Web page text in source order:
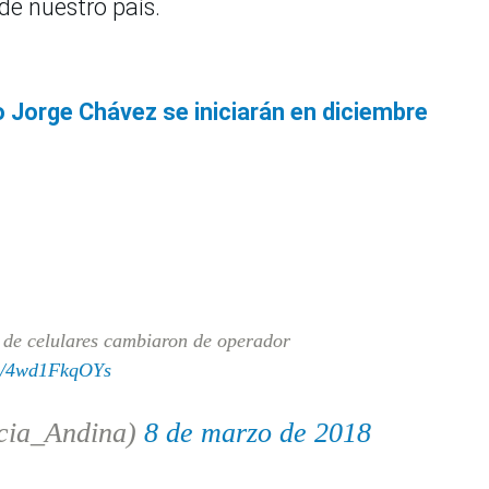
nuestro país.
Chávez se iniciarán en diciembre
celulares cambiaron de operador
8 de marzo de 2018